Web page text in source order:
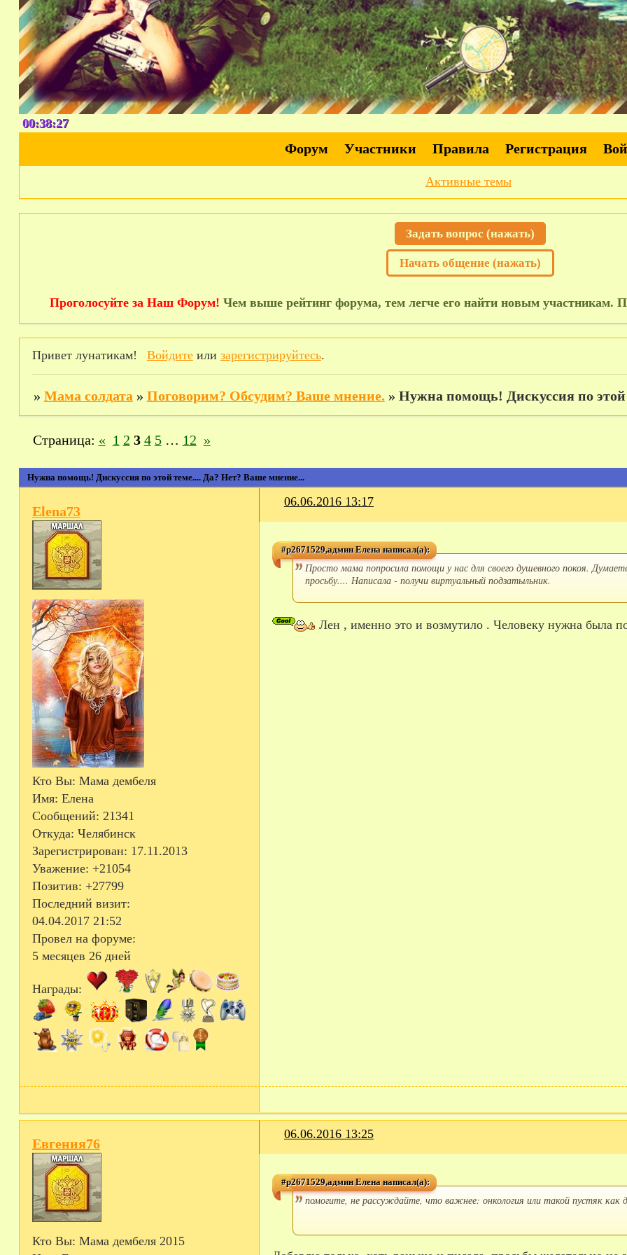
00:38:28
Форум Участники Правила Регистрация
Активные темы
Задать вопрос (нажать)
Начать общение (нажать)
Проголосуйте за Наш Форум! Чем выше рейтинг форума, тем легче его найти новым участникам.
Привет лунатикам! Войдитеили зарегистрируйтесь.
» Мама солдата » Поговорим? Обсудим? Ваше мнение. » Нужна помощь! Дискуссия по
Нужна помощь! Дискуссия по этой теме.... Да? Нет? Ваше мнение...
Страница: « 1 2 3 4 5 … 12 »
06.06.2016 13:17
Elena73
Кто Вы: Мама дембеля
Имя: Елена
Сообщений: 21341
Откуда: Челябинск
Зарегистрирован: 17.11.2013
Уважение: +21054
Позитив: +27799
Последний визит:
04.04.2017 21:52
Провел на форуме:
5 месяцев 26 дней
Награды:
#p2671529,админ Елена написал(а):
Просто мама попросила помощи у нас для своего душевного покоя.
просьбу.... Написала - получи виртуальный подзатыльник.
Лен , именно это и возмутило . Человеку нужна была
06.06.2016 13:25
Евгения76
Кто Вы: Мама дембеля 2015
#p2671529,админ Елена написал(а):
помогите, не рассуждайте, что важнее: онкология или такой пустяк